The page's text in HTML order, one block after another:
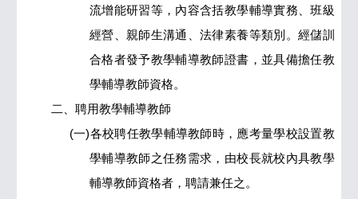
流增能研習等，內容含括教學輔導實務、班級
經營、親師生溝通、法律素養等類別。經儲訓
合格者發予教學輔導教師證書，並具備擔任教
學輔導教師資格。
二、聘用教學輔導教師
(一)各校聘任教學輔導教師時，應考量學校設置教
學輔導教師之任務需求，由校長就校內具教學
輔導教師資格者，聘請兼任之。